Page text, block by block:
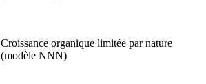
Croissance organique limitée par nature
(modèle NNN)